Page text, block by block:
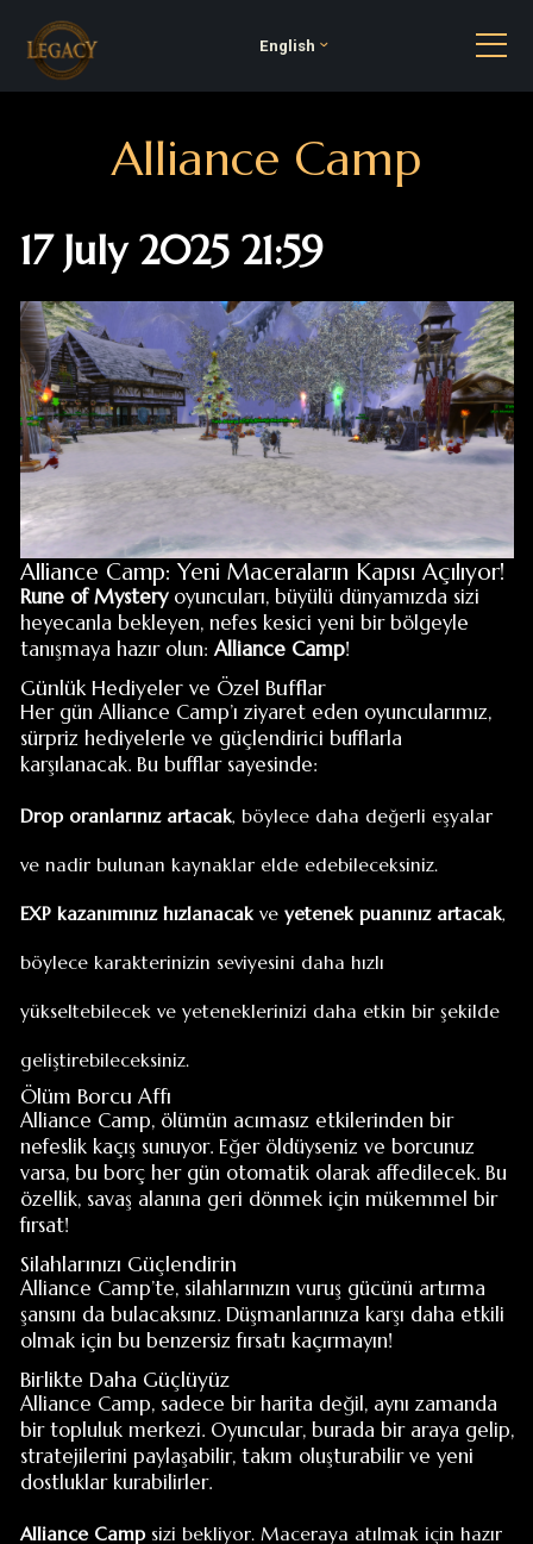
English
Alliance Camp
17 July 2025 21:59
Alliance Camp: Yeni Maceraların Kapısı Açılıyor!
Rune of Mysteryoyuncuları, büyülü dünyamızda sizi
heyecanla bekleyen, nefes kesici yeni bir bölgeyle
tanışmaya hazır olun:Alliance Camp!
Günlük Hediyeler ve Özel Bufflar
Her gün Alliance Camp’ı ziyaret eden oyuncularımız,
sürpriz hediyelerle ve güçlendirici bufflarla
karşılanacak. Bu bufflar sayesinde:
Drop oranlarınız artacak, böylece daha değerli eşyalar
EXP kazanımınız hızlanacak ve yetenek puanınız artacak
böylece karakterinizin seviyesini daha hızlı
yükseltebilecek ve yeteneklerinizi daha etkin bir şekilde
geliştirebileceksiniz.
Alliance Camp, ölümün acımasız etkilerinden bir
varsa, bu borç her gün otomatik olarak affedilecek. Bu
özellik, savaş alanına geri dönmek için mükemmel bir
fırsat!
Silahlarınızı Güçlendirin
Alliance Camp’te, silahlarınızın vuruş gücünü artırma
şansını da bulacaksınız. Düşmanlarınıza karşı daha etkili
olmak için bu benzersiz fırsatı kaçırmayın!
Birlikte Daha Güçlüyüz
Alliance Camp, sadece bir harita değil, aynı zamanda
bir topluluk merkezi. Oyuncular, burada bir araya gelip,
stratejilerini paylaşabilir, takım oluşturabilir ve yeni
dostluklar kurabilirler.
Alliance Camp sizi bekliyor. Maceraya atılmak için hazır
mısınız?